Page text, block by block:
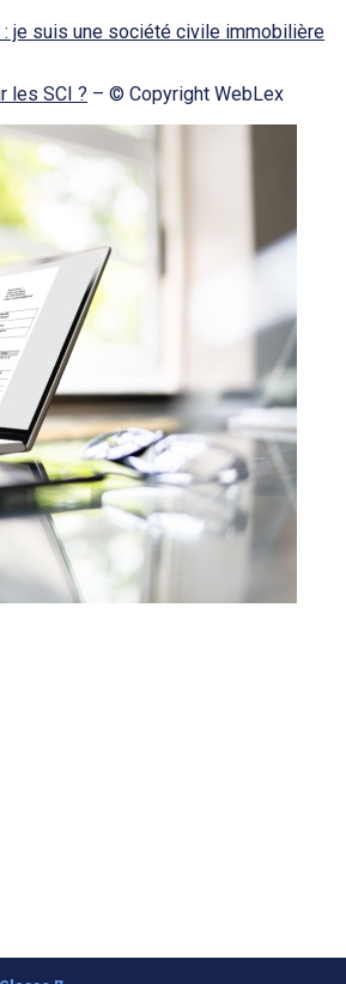
je suis une société civile immobilière
les SCI ? – © Copyright WebLex